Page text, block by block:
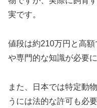
実です。
値段は約210万円と高
や専門的な知識が必要に
また、日本では特定動
うには法的な許可も必要